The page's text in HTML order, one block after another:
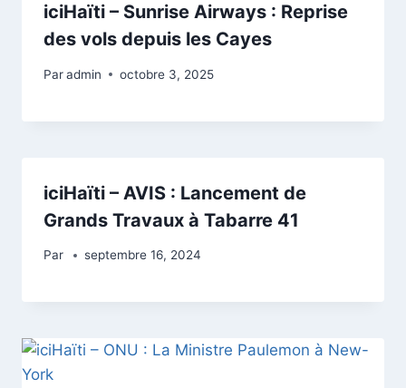
iciHaïti – Sunrise Airways : Reprise
des vols depuis les Cayes
Paradmin octobre 3, 2025
iciHaïti – AVIS : Lancement de
Grands Travaux à Tabarre 41
Par septembre 16, 2024